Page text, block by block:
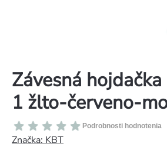
Závesná
1 žlto-červeno-
Priemerné
hodnotenie
Podrobnosti hodnotenia
Značka: KBT